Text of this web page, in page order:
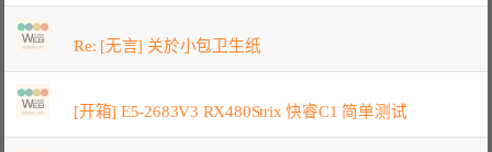
Re: [无言] 关於小包卫生纸
[开箱] E5-2683V3 RX480Strix 快睿C1 简单测试